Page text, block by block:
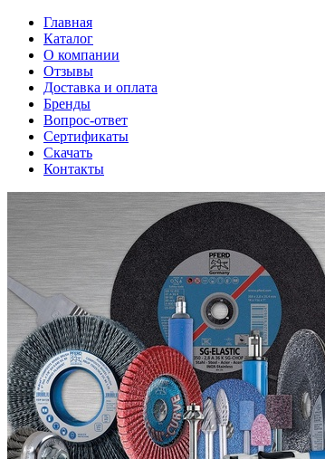
Главная
Каталог
О компании
Отзывы
Доставка и оплата
Бренды
Вопрос-ответ
Сертификаты
Скачать
Контакты